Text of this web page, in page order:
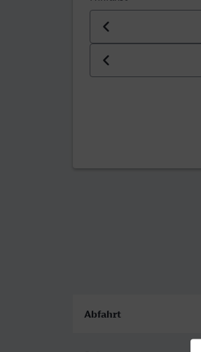
Datum der Hinfahrt
Uhrzeit der Hinfahrt
Abfahrt